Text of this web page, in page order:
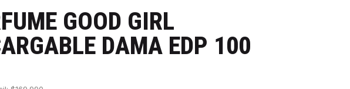
GOOD GIRL
DAMA EDP 100